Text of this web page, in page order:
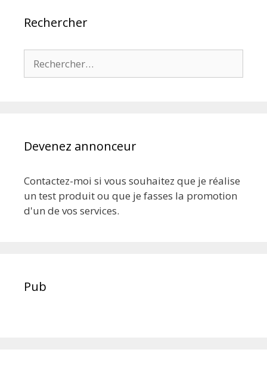
Rechercher
Devenez annonceur
Contactez-moi si vous souhaitez que je réalise
un test produit ou que je fasses la promotion
d'un de vos services.
Pub